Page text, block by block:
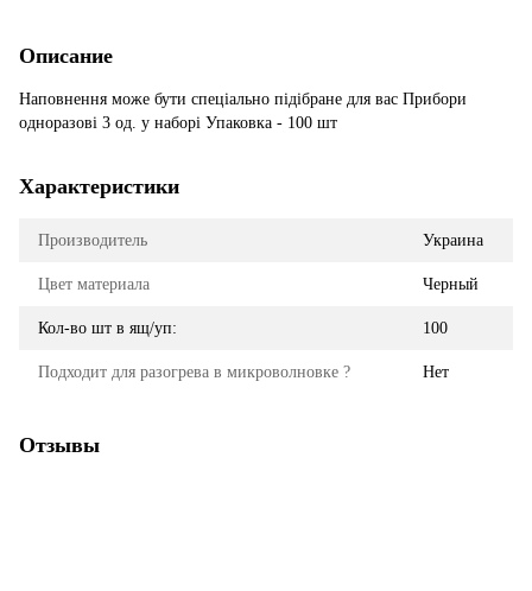
Описание
Наповнення може бути спеціально підібране для вас Прибори
одноразові 3 од. у наборі Упаковка - 100 шт
Характеристики
Производитель Украина
Цвет материала Черный
Кол-во шт в ящ/уп: 100
Подходит для разогрева в микроволновке ? Нет
Отзывы